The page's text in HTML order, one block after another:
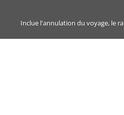
Inclue l'annulation du voyage, le